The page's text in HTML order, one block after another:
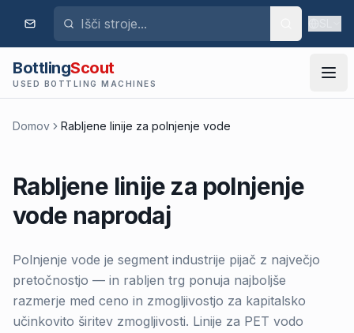
BottlingScout
USED BOTTLING MACHINES
Domov Rabljene linije za polnjenje vode
Rabljene linije za polnjenje
vode naprodaj
Polnjenje vode je segment industrije pijač z največjo
pretočnostjo — in rabljen trg ponuja najboljše
razmerje med ceno in zmogljivostjo za kapitalsko
učinkovito širitev zmogljivosti. Linije za PET vodo